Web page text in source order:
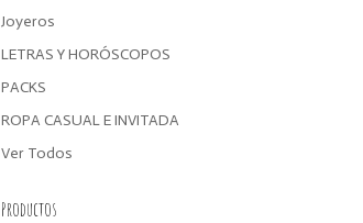
Joyeros
LETRAS Y HORÓSCOPOS
PACKS
ROPA CASUAL E INVITADA
Ver Todos
Productos